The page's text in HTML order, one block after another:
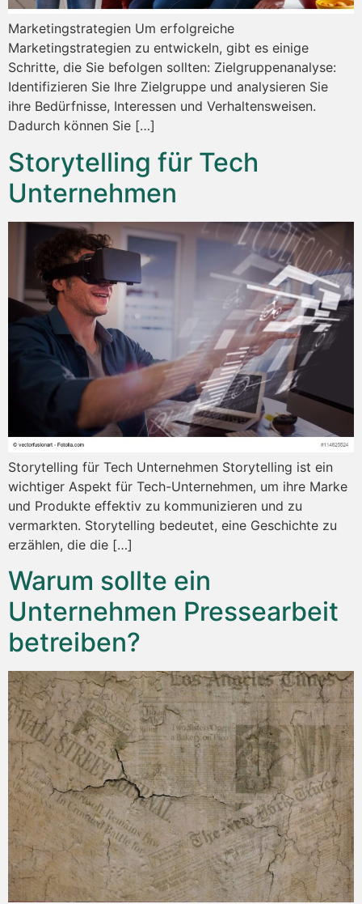
Marketingstrategien Um erfolgreiche
Marketingstrategien zu entwickeln, gibt es einige
Schritte, die Sie befolgen sollten: Zielgruppenanalyse:
Identifizieren Sie Ihre Zielgruppe und analysieren Sie
ihre Bedürfnisse, Interessen und Verhaltensweisen.
Dadurch können Sie […]
Storytelling für Tech
Unternehmen
Storytelling für Tech Unternehmen Storytelling ist ein
wichtiger Aspekt für Tech-Unternehmen, um ihre Marke
und Produkte effektiv zu kommunizieren und zu
vermarkten. Storytelling bedeutet, eine Geschichte zu
erzählen, die die […]
Warum sollte ein
Unternehmen Pressearbeit
betreiben?